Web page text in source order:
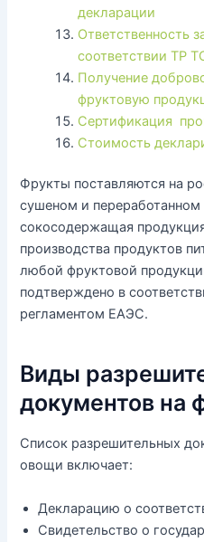
декларации
Ответственность
соответствии ТР
Получение
фруктовую
Сертификация
Стоимость
Фрукты поставляются на
сушеном и переработанном
сокосодержащая
производства продуктов
любой фруктовой
подтверждено в
регламентом ЕАЭС.
Виды
документов на
Список разрешительных
овощи включает:
Декларацию о
Свидетельство о